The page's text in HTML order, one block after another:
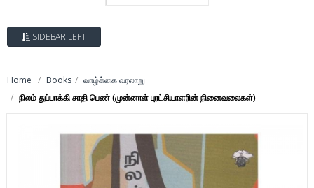
SIDEBAR LEFT
Home Books
வாழ்க்கை வரலாறு
நிலம் துப்பாக்கி சாதி பெண் (முன்னாள் புரட்சியாளரின் நினைவலைகள்)